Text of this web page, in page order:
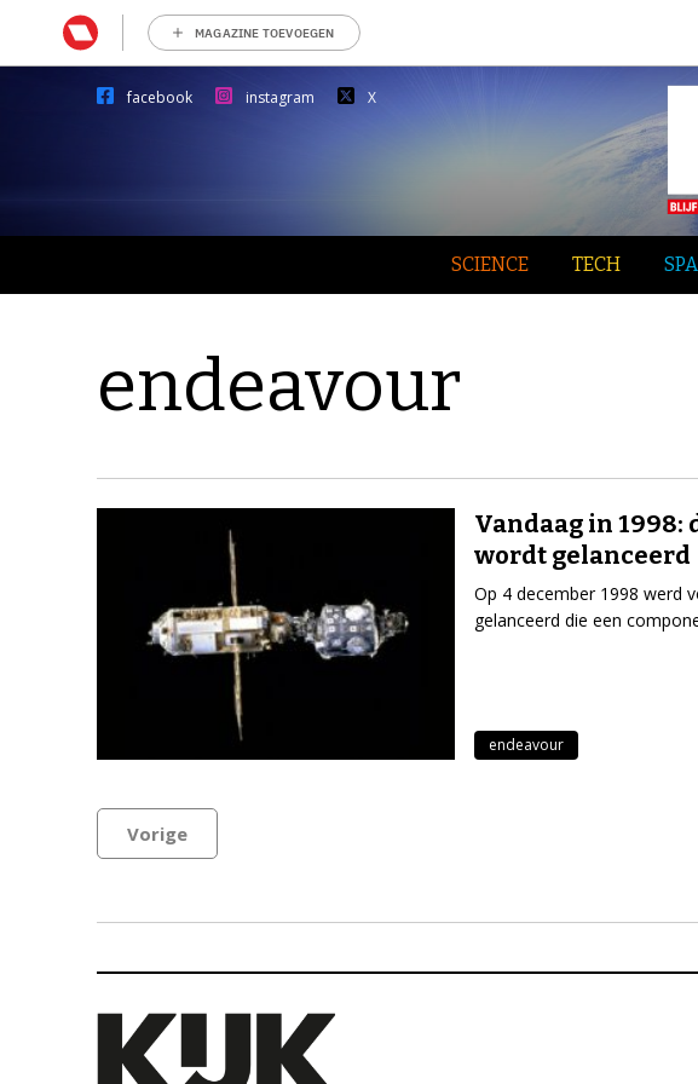
MAGAZINE TOEVOEGEN
facebook instagram X
SCIENCE TECH
endeavour
Vandaag in 1998:
wordt gelanceerd
Op 4 december 1998 werd
gelanceerd die een
endeavour
Vorige